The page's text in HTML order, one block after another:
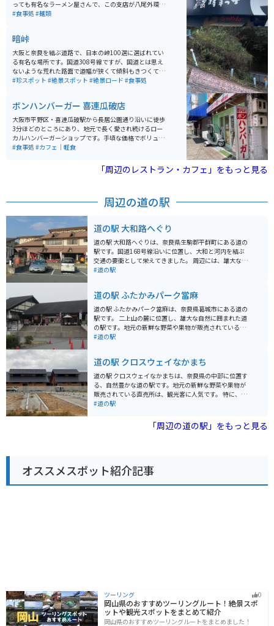
っても有名なラーメン屋さんで、この支店が八尾外環店
です。ここのラーメンは、豚骨スープに中太のちぢれ
が、値段だけのボリュームと味だと思います。駐車場は
そんなに広くありませんが、車が7〜8台ぐらいは停めれ
ます。また、バイク専用の駐車スペースはありません
が、周囲には他の店舗等もありませんので、それなりに
停めやすいと思います。
#食事処 #麺類
暗峠
大阪と奈良を結ぶ道路で、日本の峠100選に選ばれてい
る有名な場所です。国道308号線ですが、国道とは思え
ないような荒れた路面で道幅が狭くて傾斜もきつくて
「酷道308号線」とも呼ばれています。 しかし、そうい
#珍スポット #絶景スポット #絶景ロード #食事処
ボンハンバーガー 喜連瓜破店
大阪市平野区・喜連瓜破駅から長居公園通り沿いに徒歩
3分ほどのところにあり、地元で長く愛され続けるロー
カルハンバーガーショップです。手頃な価格でボリュー
ムのあるバーガーを楽しめ、どこか懐かしい素朴な味わ
ルながら一度食べるとまた食べたくなると評判で、世代
を問わず親しまれています。気軽に立ち寄れる“大阪の町
#食事処 #カフェ｜軽食
「周辺のレストラン・カフェ」をもっと見る
周辺の道の駅
道の駅 大和路へぐり
道の駅 大和路へぐりは、奈良県生駒郡平群町にある道の
駅です。国道168号線沿いに位置し、大和と河内を結ぶ
交通の要衝として栄えてきました。 周辺には、雄大な自
然が広がり、ハイキングやサイクリングに最適なコース
味わえるレストランがあります。 バイクで訪れる際は、
広々とした駐車場があるので安心です。また、周辺に
は、信貴生駒スカイラインなど、景色を楽しむことがで
きるワインディングロードも多いため、ツーリングの拠
点としても最適です。 道の駅 大和路へぐり周辺には、歴
る張子の虎で知られており、一見の価値があります。
#道の駅
道の駅 ふたかみパーク當麻
道の駅 ふたかみパーク當麻は、奈良県葛城市にある道の
駅です。 二上山の麓に位置し、雄大な自然に囲まれた道
の駅です。地元の新鮮な野菜や果物が販売されているほ
か、レストランでは地元食材を使った料理を楽しむこと
ンディングロードが続くので、ツーリングにも最適なエ
リアです。 周辺には、當麻寺や石舞台古墳などの歴史的
な観光スポットも点在しています。道の駅 ふたかみパー
ク當麻は、観光の拠点としても最適な場所です。 名産品
としては、葛城市特産の「大和まな」や「富有柿」など
#道の駅
道の駅 クロスウェイなかまち
道の駅 クロスウェイなかまちは、奈良県の中部に位置す
る、自然豊かな道の駅です。地元の新鮮な野菜や果物が
販売されている直売所は、観光客に人気です。 特に、奈
良県産のブランドイチゴ「あすかルビー」や「古都華」
訪れる際は、広々とした駐車場があるので安心です。道
の駅周辺には、歴史的な寺院や美しい自然を楽しめるス
#道の駅
「周辺の道の駅」をもっと見る
オススメスポット紹介記事
ツーリング 0
岡山県のおすすめツーリングルート！絶景スポ
ットや観光スポットをまとめて紹介
岡山県のおすすめツーリングルートをまとめました！